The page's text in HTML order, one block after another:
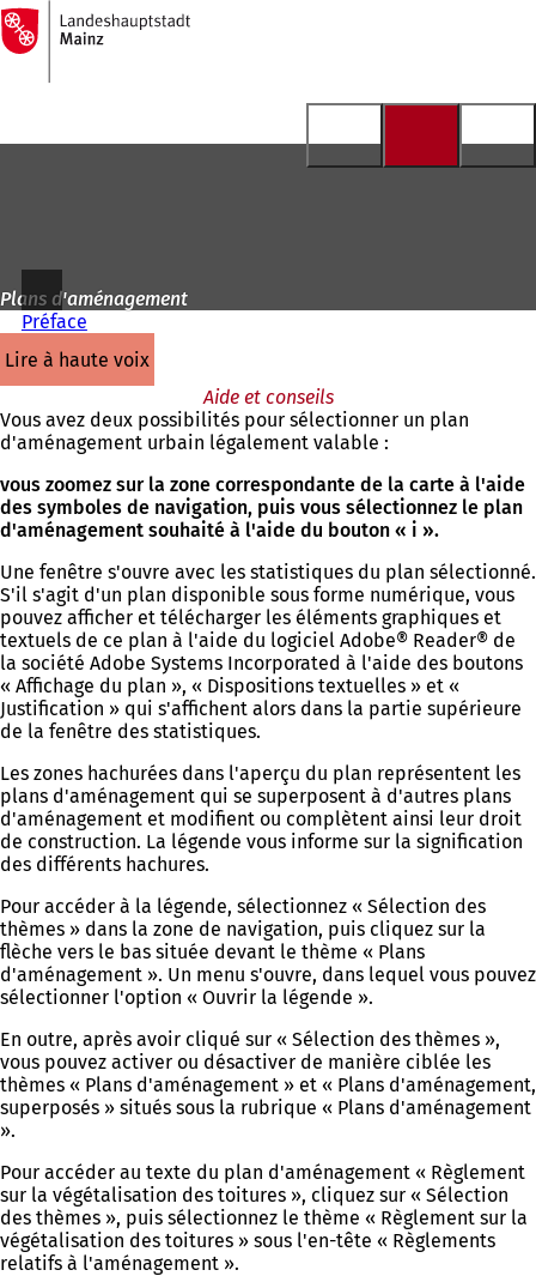
Accéder au contenu
Vers
la
page
d'accueil
Plans d'aménagement
Préface
lire à haute voix
Aide et conseils
Vous avez deux possibilités pour sélectionner un plan
d'aménagement urbain légalement valable :
vous zoomez sur la zone correspondante de la carte à l'aide
des symboles de navigation, puis vous sélectionnez le plan
d'aménagement souhaité à l'aide du bouton « i ».
Une fenêtre s'ouvre avec les statistiques du plan sélectionné.
S'il s'agit d'un plan disponible sous forme numérique, vous
pouvez afficher et télécharger les éléments graphiques et
textuels de ce plan à l'aide du logiciel Adobe® Reader® de
la société Adobe Systems Incorporated à l'aide des boutons
« Affichage du plan », « Dispositions textuelles » et «
Justification » qui s'affichent alors dans la partie supérieure
de la fenêtre des statistiques.
Les zones hachurées dans l'aperçu du plan représentent les
plans d'aménagement qui se superposent à d'autres plans
d'aménagement et modifient ou complètent ainsi leur droit
de construction. La légende vous informe sur la signification
des différents hachures.
Pour accéder à la légende, sélectionnez « Sélection des
thèmes » dans la zone de navigation, puis cliquez sur la
flèche vers le bas située devant le thème « Plans
d'aménagement ». Un menu s'ouvre, dans lequel vous pouvez
sélectionner l'option « Ouvrir la légende ».
En outre, après avoir cliqué sur « Sélection des thèmes »,
vous pouvez activer ou désactiver de manière ciblée les
thèmes « Plans d'aménagement » et « Plans d'aménagement,
superposés » situés sous la rubrique « Plans d'aménagement
».
Pour accéder au texte du plan d'aménagement « Règlement
sur la végétalisation des toitures », cliquez sur « Sélection
des thèmes », puis sélectionnez le thème « Règlement sur la
végétalisation des toitures » sous l'en-tête « Règlements
relatifs à l'aménagement ».